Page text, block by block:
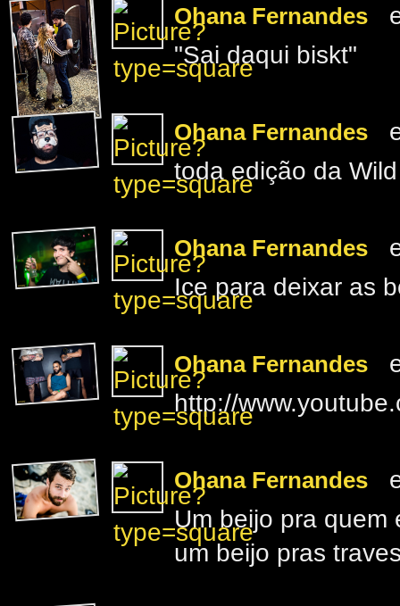
Ohana Fernandes
"Sai daqui biskt"
Ohana Fernandes
toda edição da
Ohana Fernandes
Ice para deixar as
Ohana Fernandes
http://
Ohana Fernandes
Um beijo pra quem
um beijo pras